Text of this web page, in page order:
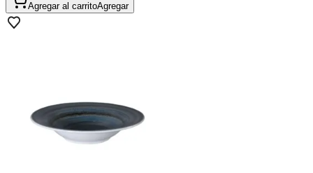
Agregar al carritoAgregar